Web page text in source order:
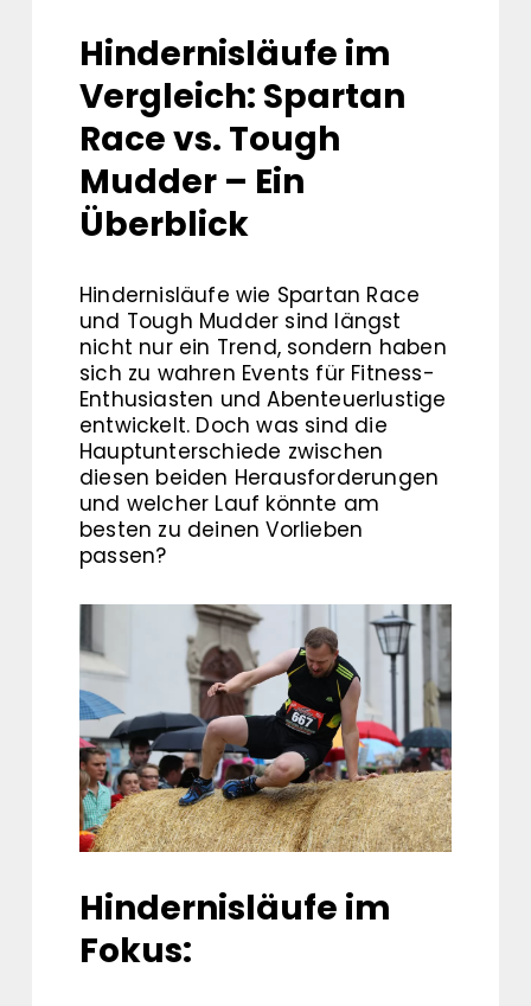
Hindernisläufe im
Vergleich: Spartan
Race vs. Tough
Mudder – Ein
Überblick
Hindernisläufe wie Spartan Race
und Tough Mudder sind längst
nicht nur ein Trend, sondern haben
sich zu wahren Events für Fitness-
Enthusiasten und Abenteuerlustige
entwickelt. Doch was sind die
Hauptunterschiede zwischen
diesen beiden Herausforderungen
und welcher Lauf könnte am
besten zu deinen Vorlieben
passen?
Hindernisläufe im
Fokus: